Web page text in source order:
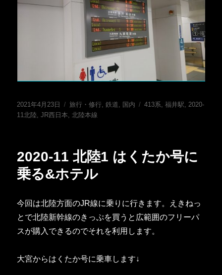
投
稿
2021年4月23日
カ
テ
旅行・修行 ,鉄道 国内
タ
413系 ,福井駅
2020-
11北陸 ,JR西日本 ,北陸本線
2020-11 北陸1 はくたか号に
乗る&ホテル
今回は北陸方面のJR線に乗りに行きます。えきねっ
とで北陸新幹線のきっぷを買うと広範囲のフリーパ
スが購入できるのでそれを利用します。
大宮からはくたか号に乗車します↓